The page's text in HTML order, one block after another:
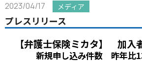
2023/04/17 メディア
プレスリリース
【弁護士保険ミカタ】 加入
新規申し込み件数 昨年比